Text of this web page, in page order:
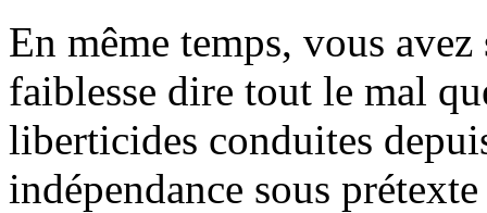
En même temps, vous
faiblesse dire tout le mal
liberticides conduites
indépendance sous